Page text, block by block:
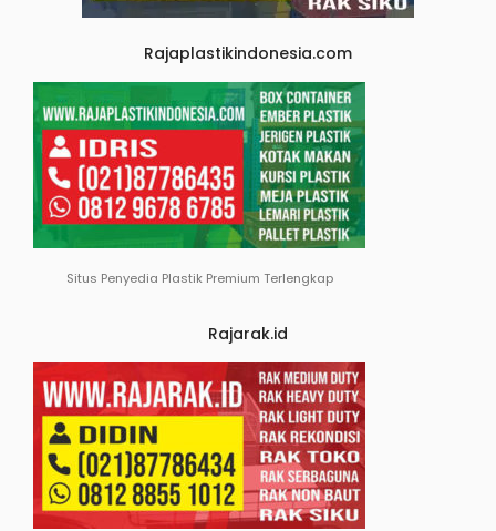
Rajaplastikindonesia.com
Situs Penyedia Plastik Premium Terlengkap
Rajarak.id